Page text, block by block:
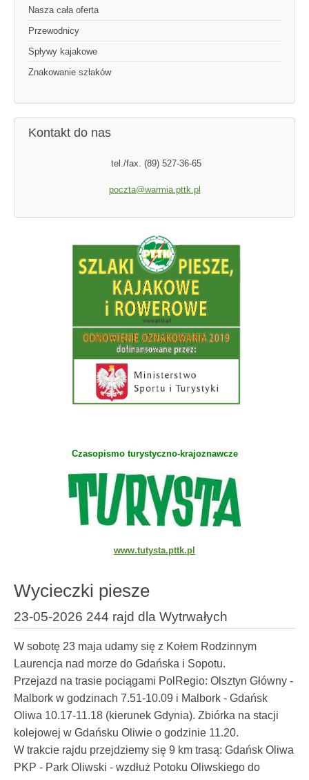
Nasza cała oferta
Przewodnicy
Spływy kajakowe
Znakowanie szlaków
Kontakt do nas
tel./fax. (89) 527-36-65
poczta@warmia.pttk.pl
Czasopismo turystyczno-krajoznawcze
www.tutysta.pttk.pl
Wycieczki piesze
23-05-2026 244 rajd dla Wytrwałych
W sobotę 23 maja udamy się z Kołem Rodzinnym
Laurencja nad morze do Gdańska i Sopotu.
Przejazd na trasie pociągami PolRegio: Olsztyn Główny -
Malbork w godzinach 7.51-10.09 i Malbork - Gdańsk
Oliwa 10.17-11.18 (kierunek Gdynia). Zbiórka na stacji
kolejowej w Gdańsku Oliwie o godzinie 11.20.
W trakcie rajdu przejdziemy się 9 km trasą: Gdańsk Oliwa
PKP - Park Oliwski - wzdłuż Potoku Oliwskiego do